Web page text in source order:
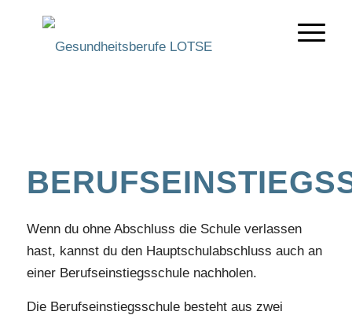
Wenn du ohne Abschluss die Schule verlassen
hast, kannst du den Hauptschulabschluss auch an
einer Berufseinstiegsschule nachholen.
Die Berufseinstiegsschule besteht aus zwei